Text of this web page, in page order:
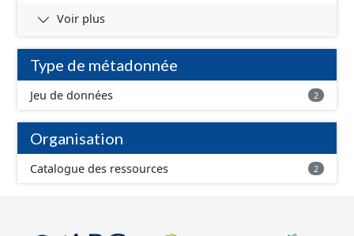
Voir plus
Type de métadonnée
Jeu de données 2
Organisation
Catalogue des ressources 2